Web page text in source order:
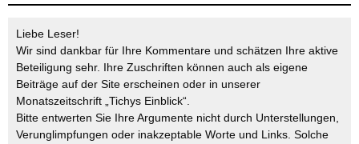
Liebe Leser!
Wir sind dankbar für Ihre Kommentare und schätzen Ihre aktive
Beteiligung sehr. Ihre Zuschriften können auch als eigene
Beiträge auf der Site erscheinen oder in unserer
Monatszeitschrift „Tichys Einblick“.
Bitte entwerten Sie Ihre Argumente nicht durch Unterstellungen,
Verunglimpfungen oder inakzeptable Worte und Links. Solche